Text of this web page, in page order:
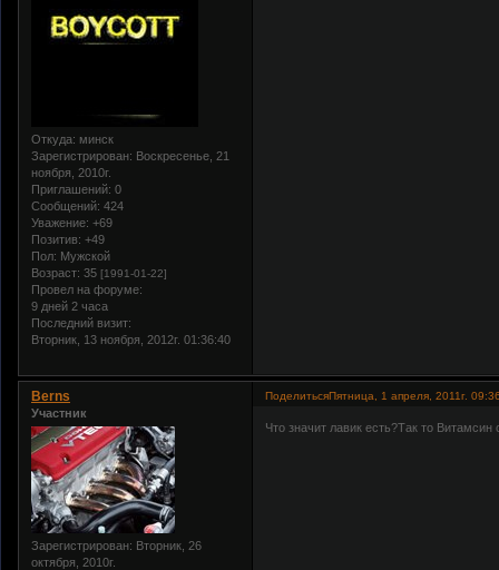
Откуда: минск
Зарегистрирован: Воскресенье, 21
ноября, 2010г.
Приглашений: 0
Сообщений: 424
Уважение: +69
Позитив: +49
Пол: Мужской
Возраст: 35 [1991-01-22]
Провел на форуме:
9 дней 2 часа
Последний визит:
Вторник, 13 ноября, 2012г. 01:36:40
ПоделитьсяПятница, 1 апреля, 2011г.
Berns
Участник
Зарегистрирован: Вторник, 26
октября, 2010г.
Что значит лавик есть?Так то Витамсин